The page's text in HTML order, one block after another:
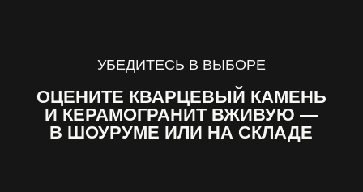
ОЦЕНИТЕ КВАРЦЕВЫЙ КАМЕНЬ
И КЕРАМОГРАНИТ ВЖИВУЮ —
В ШОУРУМЕ ИЛИ НА СКЛАДЕ
УБЕДИТЕСЬ В ВЫБОРЕ